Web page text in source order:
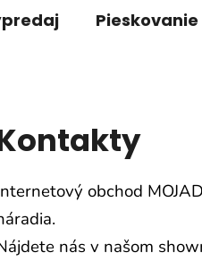
Pieskovanie
obchod
nás v našom